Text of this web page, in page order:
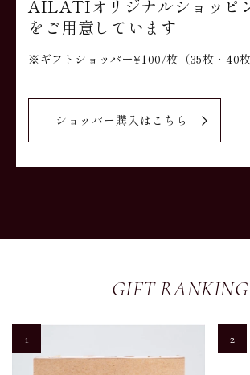
AILATIオリジナルショッピ
をご用意しています
※ギフトショッパー¥100/枚（35枚・40枚
ショッパー購入はこちら
GIFT RANKING
1 2